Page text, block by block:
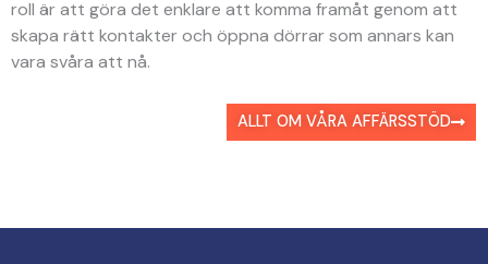
roll är att göra det enklare att komma framåt genom att
skapa rätt kontakter och öppna dörrar som annars kan
vara svåra att nå.
ALLT OM VÅRA AFFÄRSSTÖD